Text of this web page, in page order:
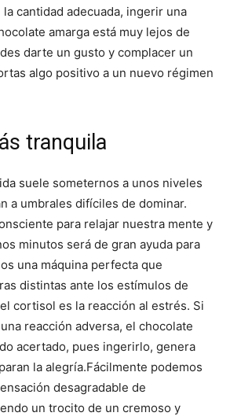
cantidad adecuada, ingerir una
amarga está muy lejos de
darte un gusto y complacer un
algo positivo a un nuevo régimen
tranquila
suele someternos a unos niveles
a umbrales difíciles de dominar.
para relajar nuestra mente y
minutos será de gran ayuda para
una máquina perfecta que
distintas ante los estímulos de
cortisol es la reacción al estrés. Si
reacción adversa, el chocolate
acertado, pues ingerirlo, genera
la alegría.Fácilmente podemos
desagradable de
un trocito de un cremoso y